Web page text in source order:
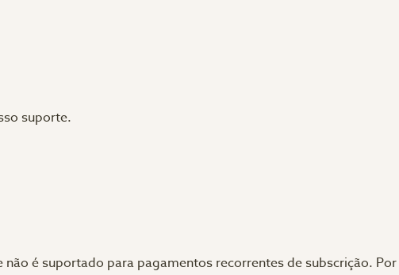
suporte.
é suportado para pagamentos recorrentes de subscrição. Por